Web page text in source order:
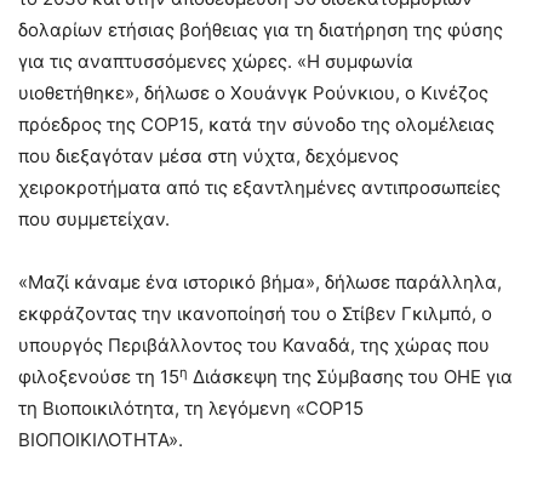
δολαρίων ετήσιας βοήθειας για τη διατήρηση της φύσης
για τις αναπτυσσόμενες χώρες. «Η συμφωνία
υιοθετήθηκε», δήλωσε ο Χουάνγκ Ρούνκιου, ο Κινέζος
πρόεδρος της COP15, κατά την σύνοδο της ολομέλειας
που διεξαγόταν μέσα στη νύχτα, δεχόμενος
χειροκροτήματα από τις εξαντλημένες αντιπροσωπείες
που συμμετείχαν.
«Μαζί κάναμε ένα ιστορικό βήμα», δήλωσε παράλληλα,
εκφράζοντας την ικανοποίησή του ο Στίβεν Γκιλμπό, ο
υπουργός Περιβάλλοντος του Καναδά, της χώρας που
φιλοξενούσε τη 15η Διάσκεψη της Σύμβασης του ΟΗΕ για
τη Βιοποικιλότητα, τη λεγόμενη «COP15
ΒΙΟΠΟΙΚΙΛΟΤΗΤΑ».